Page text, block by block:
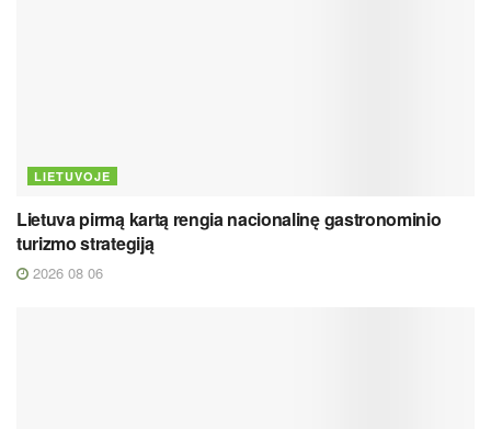
LIETUVOJE
Lietuva pirmą kartą rengia nacionalinę gastronominio
turizmo strategiją
2026 08 06